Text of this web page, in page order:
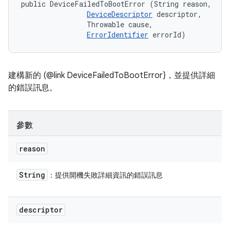
public DeviceFailedToBootError (String reason,
DeviceDescriptor descriptor,
                Throwable cause,
ErrorIdentifier errorId)
建構新的 (@link DeviceFailedToBootError}，並提供詳細
的錯誤訊息。
參數
reason
String ：提供開機失敗詳細資訊的錯誤訊息
descriptor